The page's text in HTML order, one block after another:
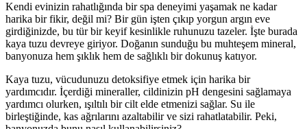
Kendi evinizin rahatlığında bir spa deneyimi yaşamak ne kadar
harika bir fikir, değil mi? Bir gün işten çıkıp yorgun argın eve
girdiğinizde, bu tür bir keyif kesinlikle ruhunuzu tazeler. İşte burada
kaya tuzu devreye giriyor. Doğanın sunduğu bu muhteşem mineral,
banyonuza hem şıklık hem de sağlıklı bir dokunuş katıyor.
Kaya tuzu, vücudunuzu detoksifiye etmek için harika bir
yardımcıdır. İçerdiği mineraller, cildinizin pH dengesini sağlamaya
yardımcı olurken, ışıltılı bir cilt elde etmenizi sağlar. Su ile
birleştiğinde, kas ağrılarını azaltabilir ve sizi rahatlatabilir. Peki,